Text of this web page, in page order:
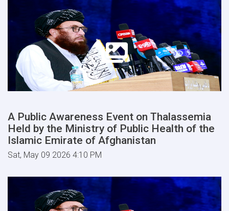
A Public Awareness Event on Thalassemia
Held by the Ministry of Public Health of the
Islamic Emirate of Afghanistan
Sat, May 09 2026 4:10 PM